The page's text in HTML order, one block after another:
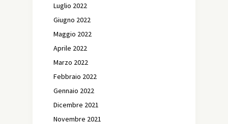
Luglio 2022
Giugno 2022
Maggio 2022
Aprile 2022
Marzo 2022
Febbraio 2022
Gennaio 2022
Dicembre 2021
Novembre 2021